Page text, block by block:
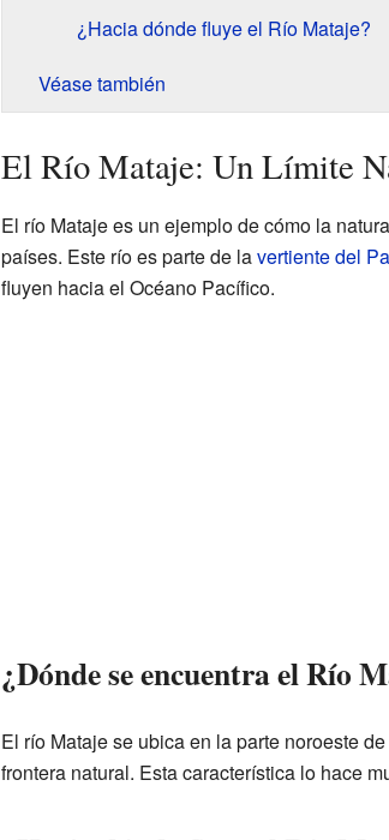
¿Hacia dónde fluye el Río Mataje?
Véase también
El Río Mataje: Un Límite
El río Mataje es un ejemplo de cómo la
países. Este río es parte de lavertiente del
fluyen hacia el Océano Pacífico.
¿Dónde se encuentra el Río
El río Mataje se ubica en la parte noroeste de
frontera natural. Esta característica lo hace